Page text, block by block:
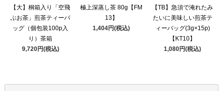
【大】桐箱入り「空飛
ぶお茶」煎茶ティーバ
ッグ（個包装100p入
り）茶箱
9,720円(税込)
極上深蒸し茶 80g【FM
13】
1,404円(税込)
【TB】急須で淹れたみ
たいに美味しい煎茶テ
ィーバッグ(3g×15p)
【KT10】
1,080円(税込)